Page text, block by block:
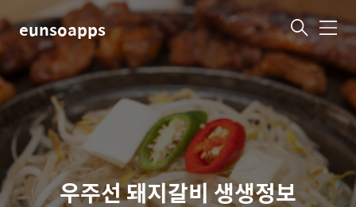
eunsoapps 메
뉴
우주선 돼지갈비 생생정보